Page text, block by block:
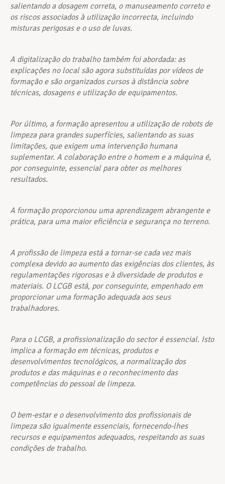
salientando a dosagem correta, o manuseamento correto e
os riscos associados à utilização incorrecta, incluindo
misturas perigosas e o uso de luvas.
A digitalização do trabalho também foi abordada: as
explicações no local são agora substituídas por vídeos de
formação e são organizados cursos à distância sobre
técnicas, dosagens e utilização de equipamentos.
Por último, a formação apresentou a utilização de robots de
limpeza para grandes superfícies, salientando as suas
limitações, que exigem uma intervenção humana
suplementar. A colaboração entre o homem e a máquina é,
por conseguinte, essencial para obter os melhores
resultados.
A formação proporcionou uma aprendizagem abrangente e
prática, para uma maior eficiência e segurança no terreno.
A profissão de limpeza está a tornar-se cada vez mais
complexa devido ao aumento das exigências dos clientes, às
regulamentações rigorosas e à diversidade de produtos e
materiais. O LCGB está, por conseguinte, empenhado em
proporcionar uma formação adequada aos seus
trabalhadores.
Para o LCGB, a profissionalização do sector é essencial. Isto
implica a formação em técnicas, produtos e
desenvolvimentos tecnológicos, a normalização dos
produtos e das máquinas e o reconhecimento das
competências do pessoal de limpeza.
O bem-estar e o desenvolvimento dos profissionais de
limpeza são igualmente essenciais, fornecendo-lhes
recursos e equipamentos adequados, respeitando as suas
condições de trabalho.